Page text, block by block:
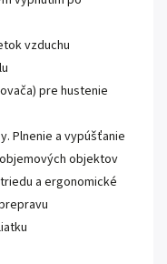
vzduchu
pre hustenie
Plnenie a vypúšťanie
objektov
a ergonomické